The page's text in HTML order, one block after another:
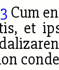
Cum
et